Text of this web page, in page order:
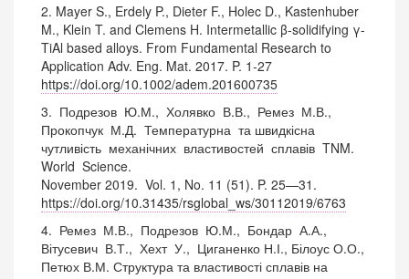
2. Mayer S., Erdely P., Dieter F., Holec D., Kastenhuber
M., Klein T. and Clemens H. Intermetallic β-solidifying γ-
TiAl based alloys. From Fundamental Research to
Application Adv. Eng. Mat. 2017. P. 1-27
https://doi.org/10.1002/adem.201600735
3. Подрезов Ю.М., Холявко В.В., Ремез М.В.,
Прокопчук М.Д. Температурна та швидкісна
чутливість механічних властивостей сплавів TNM.
World Science.
November 2019. Vol. 1, No. 11 (51). P. 25—31.
https://doi.org/10.31435/rsglobal_ws/30112019/6763
4. Ремез М.В., Подрезов Ю.М., Бондар А.А.,
Вітусевич В.Т., Хехт У., Циганенко Н.І., Білоус О.О.,
Петюх В.М. Структура та властивості сплавів на